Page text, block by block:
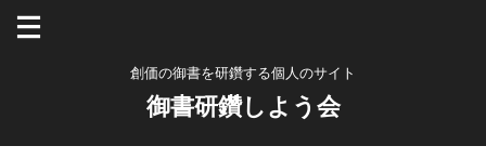
創価の御書を研鑽する個人のサイト
御書研鑽しよう会